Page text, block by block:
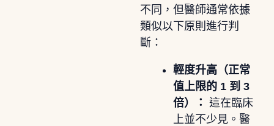
不同，但醫師通常依據
類似以下原則進行判
斷：
輕度升高（正常
值上限的 1 到 3
倍）： 這在臨床
上並不少見。醫